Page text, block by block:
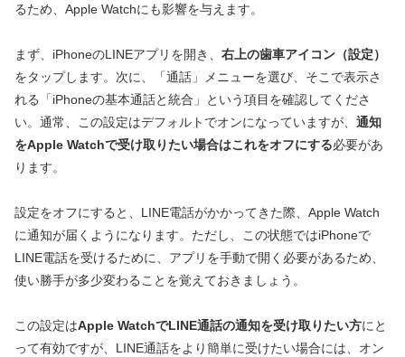
るため、Apple Watchにも影響を与えます。
まず、iPhoneのLINEアプリを開き、 右上の歯車アイコン（設定）
をタップします。次に、「通話」メニューを選び、そこで表示さ
れる「iPhoneの基本通話と統合」という項目を確認してくださ
い。通常、この設定はデフォルトでオンになっていますが、 通知
をApple Watchで受け取りたい場合はこれをオフにする必要があ
ります。
設定をオフにすると、LINE電話がかかってきた際、Apple Watch
に通知が届くようになります。ただし、この状態ではiPhoneで
LINE電話を受けるために、アプリを手動で開く必要があるため、
使い勝手が多少変わることを覚えておきましょう。
この設定はApple WatchでLINE通話の通知を受け取りたい方にと
って有効ですが、LINE通話をより簡単に受けたい場合には、オン